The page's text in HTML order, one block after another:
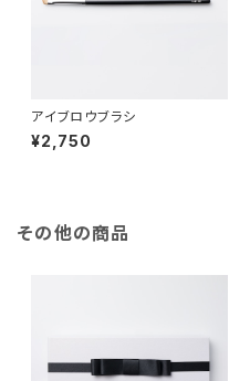
アイブロウブラシ
¥2,750
その他の商品